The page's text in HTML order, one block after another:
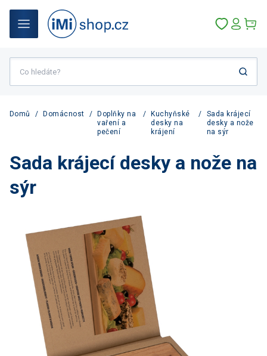
Domů / Domácnost /
Doplňky na
vaření a
pečení
/
Kuchyňské
desky na
krájení
/
Sada krájecí
desky a nože
na sýr
Sada krájecí desky a nože na
sýr